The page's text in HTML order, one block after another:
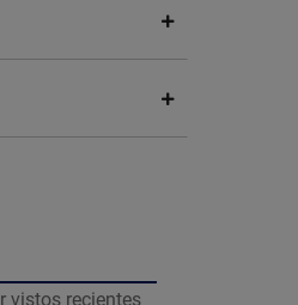
significativamente
vistos recientes